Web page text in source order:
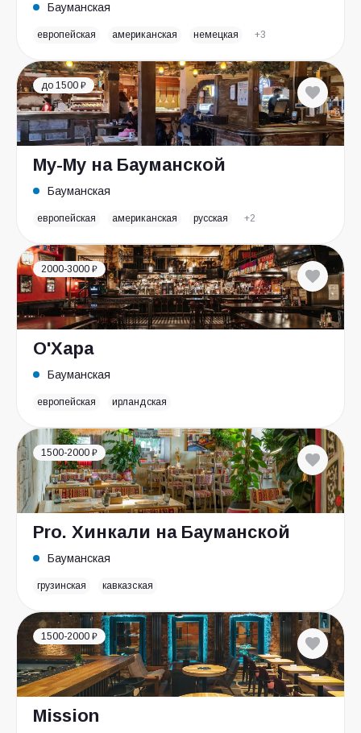
Бауманская
европейская американская немецкая +3
до 1500 ₽
Му-Му на Бауманской
Бауманская
европейская американская русская +2
2000-3000 ₽
О'Хара
Бауманская
европейская ирландская
1500-2000 ₽
Pro. Хинкали на Бауманской
Бауманская
грузинская кавказская
1500-2000 ₽
Mission